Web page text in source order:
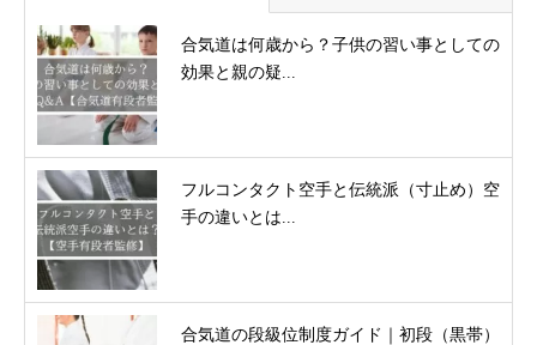
合気道は何歳から？子供の習い事としての
効果と親の疑...
フルコンタクト空手と伝統派（寸止め）空
手の違いとは...
合気道の段級位制度ガイド｜初段（黒帯）